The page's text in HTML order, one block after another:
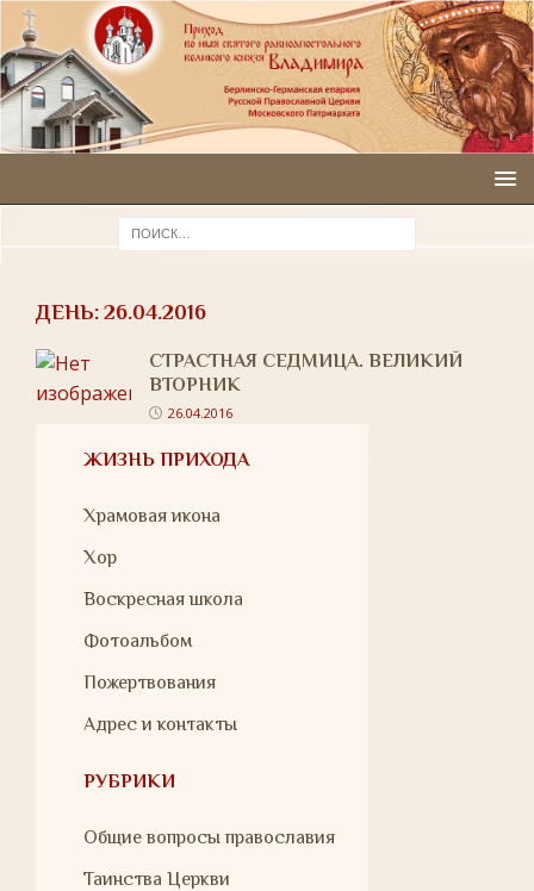
ДЕНЬ: 26.04.2016
СТРАСТНАЯ СЕДМИЦА. ВЕЛИКИЙ
ВТОРНИК
26.04.2016
ЖИЗНЬ ПРИХОДА
Храмовая икона
Хор
Воскресная школа
Фотоальбом
Пожертвования
Адрес и контакты
РУБРИКИ
Общие вопросы православия
Таинства Церкви